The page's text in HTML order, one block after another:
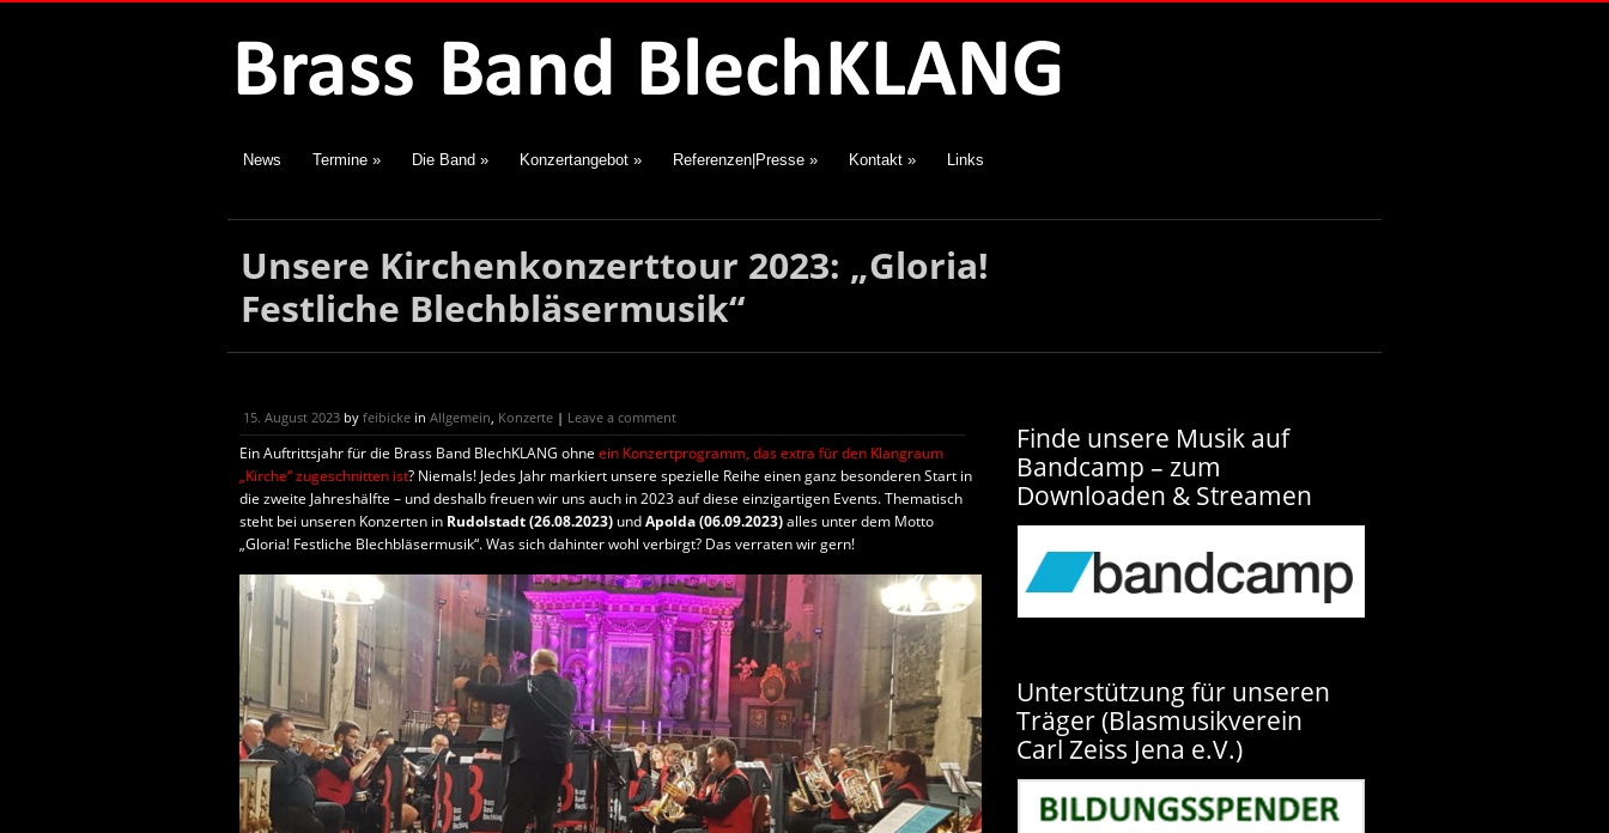
News Termine » Die Band » Konzertangebot » Referenzen|Presse » Kontakt » Links
Unsere Kirchenkonzerttour 2023: „Gloria!
Festliche Blechbläsermusik“
15. August 2023 by feibicke in Allgemein, Konzerte | Leave a comment
Ein Auftrittsjahr für die Brass Band BlechKLANG ohne ein Konzertprogramm, das extra für den Klangraum
„Kirche“ zugeschnitten ist? Niemals! Jedes Jahr markiert unsere spezielle Reihe einen ganz besonderen Start in
die zweite Jahreshälfte – und deshalb freuen wir uns auch in 2023 auf diese einzigartigen Events. Thematisch
steht bei unseren Konzerten in Rudolstadt (26.08.2023) undApolda (06.09.2023)alles unter dem Motto
„Gloria! Festliche Blechbläsermusik“. Was sich dahinter wohl verbirgt? Das verraten wir gern!
Finde unsere Musik auf
Bandcamp – zum
Downloaden & Streamen
Unterstützung für unseren
Träger (Blasmusikverein
Carl Zeiss Jena e.V.)